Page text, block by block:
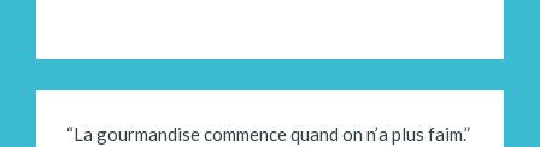
“La gourmandise commence quand on n’a plus faim.”